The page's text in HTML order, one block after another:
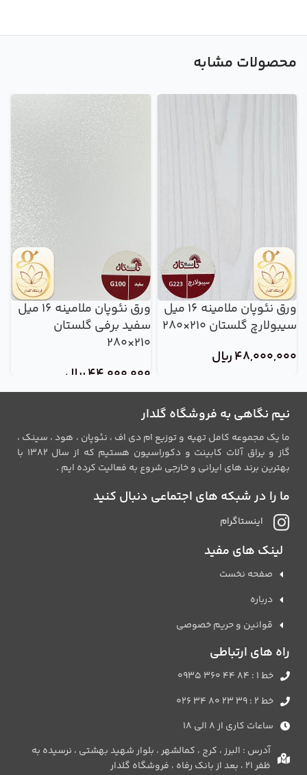
محصولات مشابه
ورق نئوپان ملامینه 16 میل
سیبولارچ گلستان 210×280
48,000,000ریال
ورق نئوپان ملامینه 16 میل
سفید برفی گلستان
210×280
44,000,000ریال
نیم نگاهی به فروشگاه گلدار
ما یک مجموعه کامل تهیه و توزیع ام دی اف ، نئوپان ، هود ، سینک ،
گاز و یراق آلات کابینت و دکوراسیون هستیم که از سال 1382 با
بهترین برند های ایرانی و خارجی شروع به فعالیت کرده ایم .
ما را در شبکه های اجتماعی دنبال کنید
اینستاگرام
لینک های مفید
صفحه نخست
درباره
قوانین و حریم خصوصی
راه های ارتباطی
خط 1 : 84 44 360 0935
خط 2 : 39 23 80 34 026
ساعات کاری از 8 الی 18
آدرس : البرز ، کرج ، کمالشهر ، بلوار شهید بهشتی ، نرسیده به
ظفر 21 ، بعد از بانک رفاه ، فروشگاه گلدار